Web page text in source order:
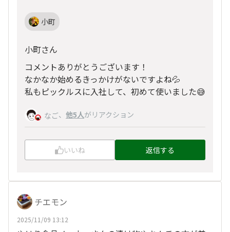
小町
小町さん
コメントありがとうございます！
なかなか始めるきっかけがないですよね💦
私もピックルスに入社して、初めて使いました😅
なご、 他5人がリアクション
いいね 返信する
チエモン
2025/11/09 13:12